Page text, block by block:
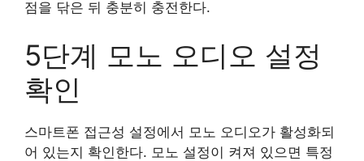
점을 닦은 뒤 충분히 충전한다.
5단계 모노 오디오 설정
확인
스마트폰 접근성 설정에서 모노 오디오가 활성화되
어 있는지 확인한다. 모노 설정이 켜져 있으면 특정